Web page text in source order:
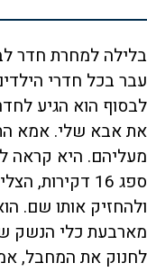
בלילה למחרת חדר
עבר בכל חדרי
לבסוף הוא הגיע
את אבא שלי. אמא
מעליהם. היא קראה
ספג 16
ולהחזיק אותו שם.
מארבעת כלי הנשק
לחנוק את המחבל,